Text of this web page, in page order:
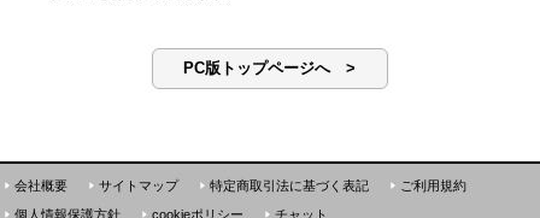
PC版トップページへ >
会社概要 サイトマップ 特定商取引法に基づく表記
ご利用規約
個人情報保護方針
cookieポリシー チャット